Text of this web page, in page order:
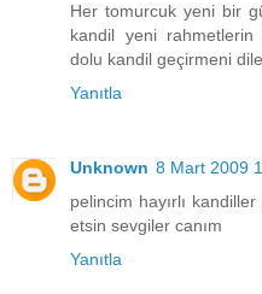
Her tomurcuk yeni bir
kandil yeni
dolu kandil geçirmeni
Yanıtla
Unknown 8 Mart 2009
pelincim hayırlı
etsin sevgiler canım
Yanıtla